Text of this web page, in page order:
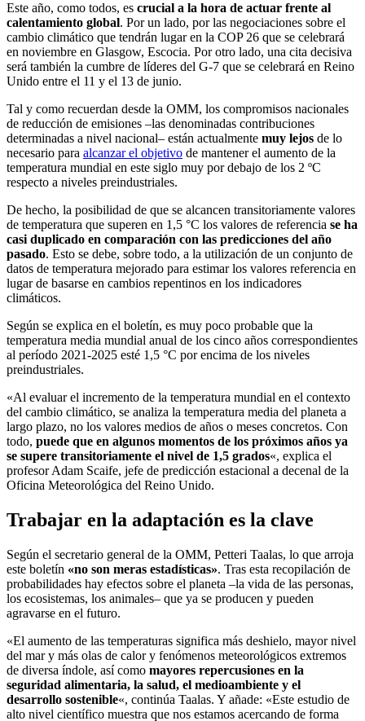
Este año, como todos, es crucial a la hora de actuar frente al
calentamiento global. Por un lado, por las negociaciones sobre el
cambio climático que tendrán lugar en la COP 26 que se celebrará
en noviembre en Glasgow, Escocia. Por otro lado, una cita decisiva
será también la cumbre de líderes del G-7 que se celebrará en Reino
Unido entre el 11 y el 13 de junio.
Tal y como recuerdan desde la OMM, los compromisos nacionales
de reducción de emisiones –las denominadas contribuciones
determinadas a nivel nacional– están actualmente muy lejos de lo
necesario para alcanzar el objetivo de mantener el aumento de la
temperatura mundial en este siglo muy por debajo de los 2 ºC
respecto a niveles preindustriales.
De hecho, la posibilidad de que se alcancen transitoriamente valores
de temperatura que superen en 1,5 °C los valores de referencia se ha
casi duplicado en comparación con las predicciones del año
pasado. Esto se debe, sobre todo, a la utilización de un conjunto de
datos de temperatura mejorado para estimar los valores referencia en
lugar de basarse en cambios repentinos en los indicadores
climáticos.
Según se explica en el boletín, es muy poco probable que la
temperatura media mundial anual de los cinco años correspondientes
al período 2021-2025 esté 1,5 °C por encima de los niveles
preindustriales.
«Al evaluar el incremento de la temperatura mundial en el contexto
del cambio climático, se analiza la temperatura media del planeta a
largo plazo, no los valores medios de años o meses concretos. Con
todo, puede que en algunos momentos de los próximos años ya
se supere transitoriamente el nivel de 1,5 grados«, explica el
profesor Adam Scaife, jefe de predicción estacional a decenal de la
Oficina Meteorológica del Reino Unido.
Trabajar en la adaptación es la clave
Según el secretario general de la OMM, Petteri Taalas, lo que arroja
este boletín «no son meras estadísticas». Tras esta recopilación de
probabilidades hay efectos sobre el planeta –la vida de las personas,
los ecosistemas, los animales– que ya se producen y pueden
agravarse en el futuro.
«El aumento de las temperaturas significa más deshielo, mayor nivel
del mar y más olas de calor y fenómenos meteorológicos extremos
de diversa índole, así como mayores repercusiones en la
seguridad alimentaria, la salud, el medioambiente y el
desarrollo sostenible«, continúa Taalas. Y añade: «Este estudio de
alto nivel científico muestra que nos estamos acercando de forma